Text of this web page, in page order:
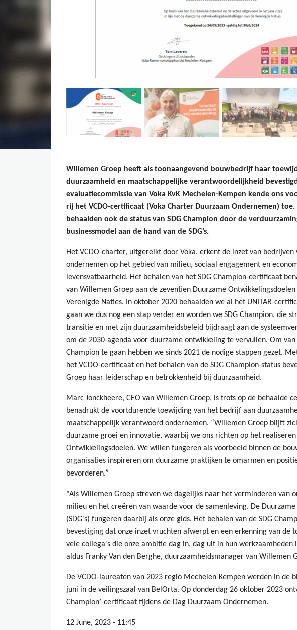
Willemen Groep heeft als toonaangevend bouwbedrijf haar
duurzaamheid en maatschappelijke verantwoordelijkheid
evaluatiecommissie van Voka KvK Mechelen-Kempen kende ons
rij het VCDO-certificaat (Voka Charter Duurzaam Ondernemen)
behaalden ook de status van SDG Champion door de
businessmodel aan de hand van de SDG’s.
Het VCDO-charter, uitgereikt door Voka, erkent de inzet van bedrijven
ondernemen op het gebied van milieu, sociaal engagement en
levensvatbaarheid. Het behalen van het SDG Champion-certificaat
van Willemen Groep aan de zeventien Duurzame Ontwikkelingsdoelen
Verenigde Naties. In oktober 2020 behaalden we al het UNITAR-
gaan we dus nog een stap verder en worden we SDG Champion, die
transitie en met zijn duurzaamheidsbeleid bijdraagt aan de
om de 2030-agenda voor duurzame ontwikkeling te vervullen. Om
Champion te gaan hebben we sinds 2021 de nodige stappen gezet.
het VCDO-certificaat en het behalen van de SDG Champion-status
Groep haar leiderschap en betrokkenheid bij duurzaamheid.
Marc Jonckheere, CEO van Willemen Groep, is trots op de behaalde
benadrukt de voortdurende toewijding van het bedrijf aan
maatschappelijk verantwoord ondernemen. “Willemen Groep blijft
duurzame groei en innovatie, waarbij we ons richten op het
Ontwikkelingsdoelen. We willen fungeren als voorbeeld binnen de
organisaties inspireren om duurzame praktijken te omarmen en
bevorderen.”
"Als Willemen Groep streven we dagelijks naar het verminderen van
milieu en het creëren van waarde voor de samenleving. De
(SDG's) fungeren daarbij als onze gids. Het behalen van de SDG
bevestiging dat onze inzet vruchten afwerpt en een erkenning van de
vele collega's die onze ambitie dag in, dag uit in hun werkzaamheden
aldus Franky Van den Berghe, duurzaamheidsmanager van Willemen
De VCDO-laureaten van 2023 regio Mechelen-Kempen werden in de
juni in de veilingszaal van BelOrta. Op donderdag 26 oktober 2023
Champion’-certificaat tijdens de Dag Duurzaam Ondernemen.
12 June, 2023 - 11:45